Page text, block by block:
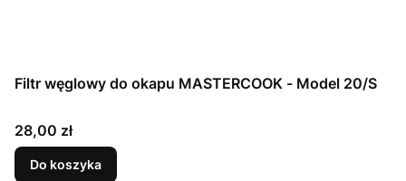
Filtr węglowy do okapu MASTERCOOK - Model 20/S
Cena
28,00 zł
Do koszyka